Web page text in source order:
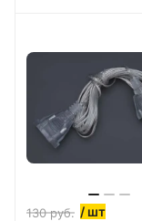
130руб. / шт